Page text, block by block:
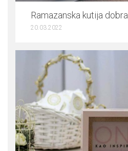
Ramazanska kutija dobra
20.03.2022